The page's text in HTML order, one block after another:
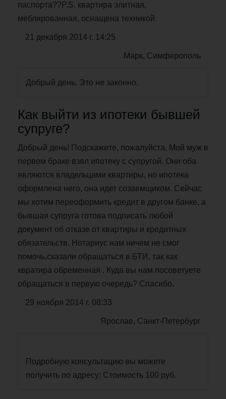
паспорта??P.S. квартира элитная,
меблированная, оснащена техникой.
21 декабря 2014 г. 14:25
Марк, Симферополь
Добрый день. Это не законно.
Как выйти из ипотеки бывшей
супруге?
Добрый день! Подскажите, пожалуйста. Мой муж в
первом браке взял ипотеку с супругой. Они оба
являются владельцами квартиры, но ипотека
оформлена него, она идет созаемщиком. Сейчас
мы хотим переоформить кредит в другом банке, а
бывшая супруга готова подписать любой
документ об отказе от квартиры и кредитных
обязательств. Нотариус нам ничем не смог
помочь,сказали обращаться в БТИ, так как
квратира обременная . Куда вы нам посоветуете
обращаться в первую очередь? Спасибо.
29 ноября 2014 г. 08:33
Ярослав, Санкт-Петербург
Подробную консультацию вы можете
получить по адресу: Стоимость 100 руб.